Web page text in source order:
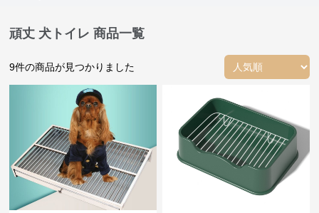
頑丈 犬トイレ 商品一覧
9件の商品が見つかりました